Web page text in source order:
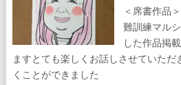
＜席書作品
難訓練マル
した作品掲
ますとても楽しくお話しさせていた
くことができました